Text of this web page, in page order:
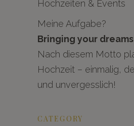
Hochzeiten & Events
Meine Aufgabe?
Bringing your
Nach diesem Motto
Hochzeit – einmalig,
und unvergesslich!
CATEGORY